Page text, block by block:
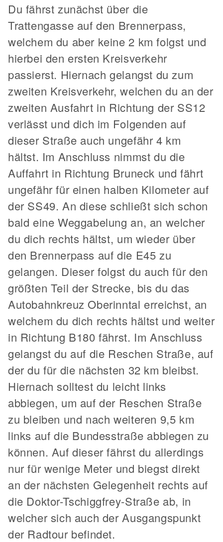
Du fährst zunächst über die
Trattengasse auf den Brennerpass,
welchem du aber keine 2 km folgst und
hierbei den ersten Kreisverkehr
passierst. Hiernach gelangst du zum
zweiten Kreisverkehr, welchen du an der
zweiten Ausfahrt in Richtung der SS12
verlässt und dich im Folgenden auf
dieser Straße auch ungefähr 4 km
hältst. Im Anschluss nimmst du die
Auffahrt in Richtung Bruneck und fährt
ungefähr für einen halben Kilometer auf
der SS49. An diese schließt sich schon
bald eine Weggabelung an, an welcher
du dich rechts hältst, um wieder über
den Brennerpass auf die E45 zu
gelangen. Dieser folgst du auch für den
größten Teil der Strecke, bis du das
Autobahnkreuz Oberinntal erreichst, an
welchem du dich rechts hältst und weiter
in Richtung B180 fährst. Im Anschluss
gelangst du auf die Reschen Straße, auf
der du für die nächsten 32 km bleibst.
Hiernach solltest du leicht links
abbiegen, um auf der Reschen Straße
zu bleiben und nach weiteren 9,5 km
links auf die Bundesstraße abbiegen zu
können. Auf dieser fährst du allerdings
nur für wenige Meter und biegst direkt
an der nächsten Gelegenheit rechts auf
die Doktor-Tschiggfrey-Straße ab, in
welcher sich auch der Ausgangspunkt
der Radtour befindet.